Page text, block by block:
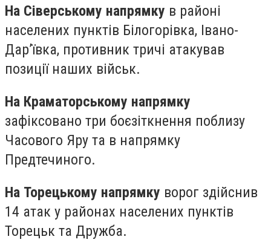
На Сіверському напрямку в районі
населених пунктів Білогорівка, Івано-
Дар’ївка, противник тричі атакував
позиції наших військ.
На Краматорському напрямку
зафіксовано три боєзіткнення поблизу
Часового Яру та в напрямку
Предтечиного.
На Торецькому напрямку ворог здійснив
14 атак у районах населених пунктів
Торецьк та Дружба.